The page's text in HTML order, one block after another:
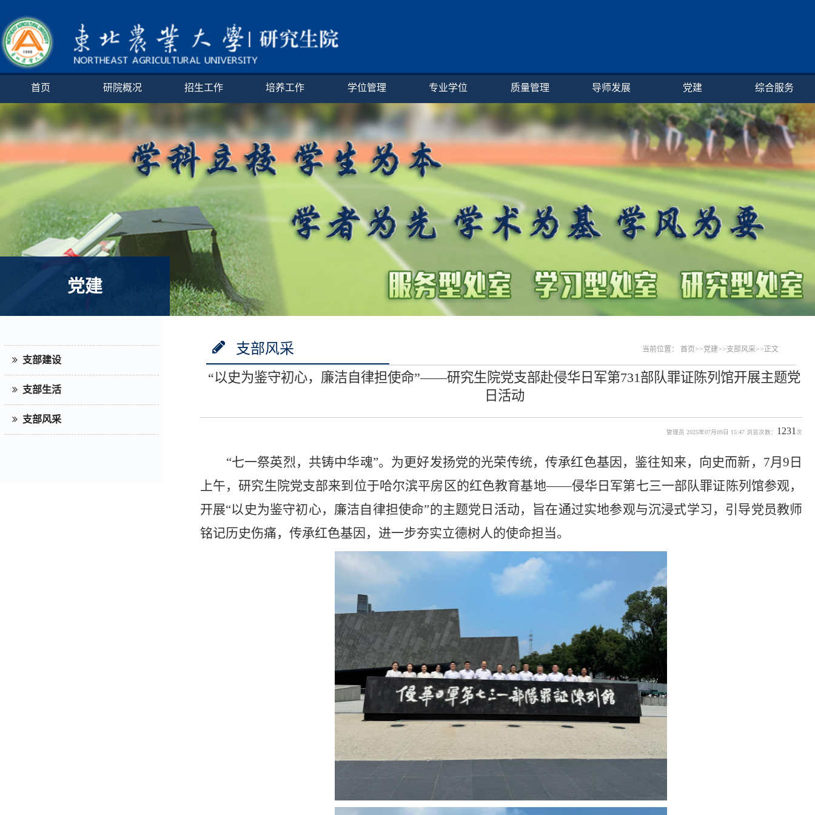
首页 研院概况 招生工作 培养工作 学位管理 专业学位 质量管理 导师发展 党建 综合服务
党建
支部建设
支部生活
支部风采
支部风采 当前位置： 首页 >>党建>>支部风采>>正文
“以史为鉴守初心，廉洁自律担使命”——研究生院党支部赴侵华日军第731部队罪证陈列馆开展主题党
日活动
管理员 2025年07月09日 15:47 浏览次数： 1231 次
“七一祭英烈，共铸中华魂”。为更好发扬党的光荣传统，传承红色基因，鉴往知来，向史而新，7月9日
上午，研究生院党支部来到位于哈尔滨平房区的红色教育基地——侵华日军第七三一部队罪证陈列馆参观，
开展“以史为鉴守初心，廉洁自律担使命”的主题党日活动，旨在通过实地参观与沉浸式学习，引导党员教师
铭记历史伤痛，传承红色基因，进一步夯实立德树人的使命担当。